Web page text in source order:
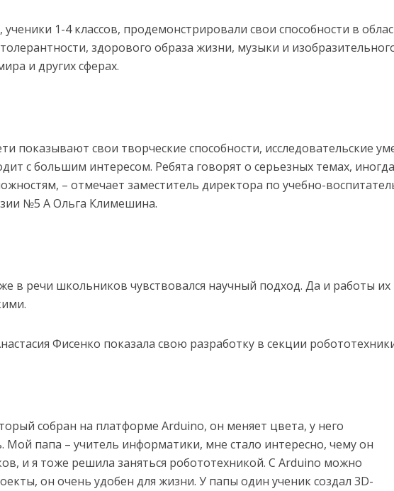
1-4 классов, продемонстрировали свои способности в
здорового образа жизни, музыки и
и других сферах.
показывают свои творческие способности, исследовательские
с большим интересом. Ребята говорят о серьезных темах, иногда
– отмечает заместитель директора по учебно-
№5 А Ольга Климешина.
в речи школьников чувствовался научный подход. Да и работы их
Фисенко показала свою разработку в секции
собран на платформе Arduino, он меняет цвета, у него
Мой папа – учитель информатики, мне стало интересно, чему он
и я тоже решила заняться робототехникой. С Arduino можно
он очень удобен для жизни. У папы один ученик создал 3D-